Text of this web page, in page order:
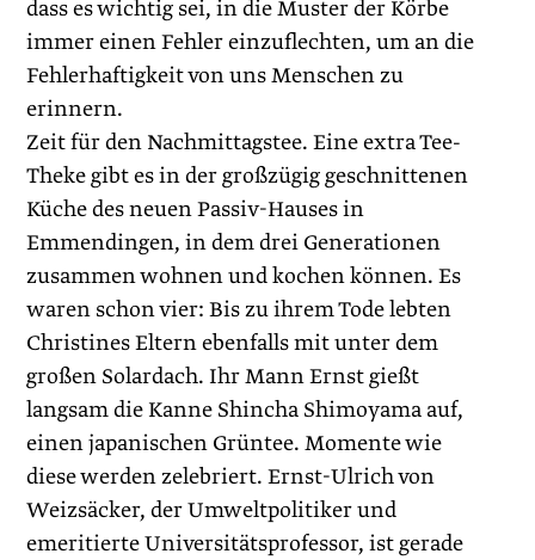
dass es wichtig sei, in die Muster der Körbe
immer einen Fehler einzuflechten, um an die
Fehlerhaftigkeit von uns Menschen zu
erinnern.
Zeit für den Nachmittagstee. Eine extra Tee-
Theke gibt es in der großzügig geschnittenen
Küche des neuen Passiv-Hauses in
Emmendingen, in dem drei Generationen
zusammen wohnen und kochen können. Es
waren schon vier: Bis zu ihrem Tode lebten
Christines Eltern ebenfalls mit unter dem
großen Solardach. Ihr Mann Ernst gießt
langsam die Kanne Shincha Shimoyama auf,
einen japanischen Grüntee. Momente wie
diese werden zelebriert. Ernst-Ulrich von
Weizsäcker, der Umweltpolitiker und
emeritierte Universitätsprofessor, ist gerade